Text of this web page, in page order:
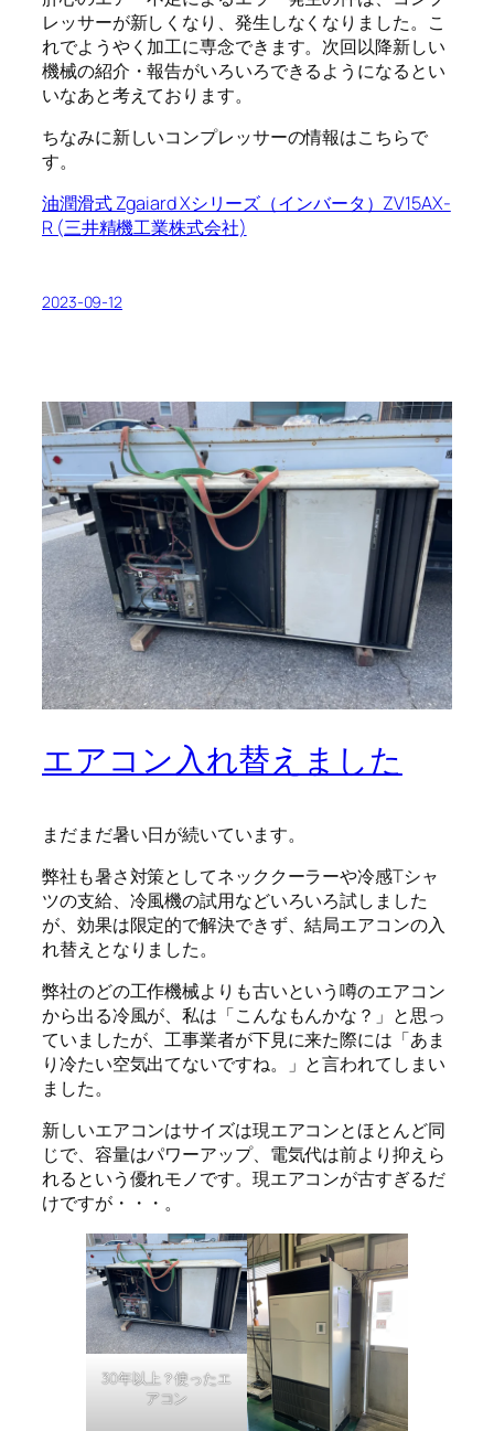
レッサーが新しくなり、発生しなくなりました。こ
れでようやく加工に専念できます。次回以降新しい
機械の紹介・報告がいろいろできるようになるとい
いなあと考えております。
ちなみに新しいコンプレッサーの情報はこちらで
す。
油潤滑式 Zgaiard Xシリーズ（インバータ）ZV15AX-
R (三井精機工業株式会社)
2023-09-12
エアコン入れ替えました
まだまだ暑い日が続いています。
弊社も暑さ対策としてネッククーラーや冷感Tシャ
ツの支給、冷風機の試用などいろいろ試しました
が、効果は限定的で解決できず、結局エアコンの入
れ替えとなりました。
弊社のどの工作機械よりも古いという噂のエアコン
から出る冷風が、私は「こんなもんかな？」と思っ
ていましたが、工事業者が下見に来た際には「あま
り冷たい空気出てないですね。」と言われてしまい
ました。
新しいエアコンはサイズは現エアコンとほとんど同
じで、容量はパワーアップ、電気代は前より抑えら
れるという優れモノです。現エアコンが古すぎるだ
けですが・・・。
30年以上？使ったエ
アコン